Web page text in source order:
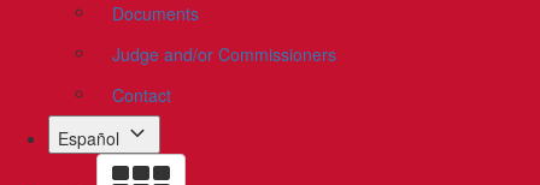
Documents
Judge and/or Commissioners
Contact
Español